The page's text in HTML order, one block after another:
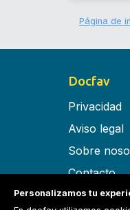
Página de
Docfav
Privacidad
Aviso legal
Sobre
Contacto
Términos y
Personalizamos tu